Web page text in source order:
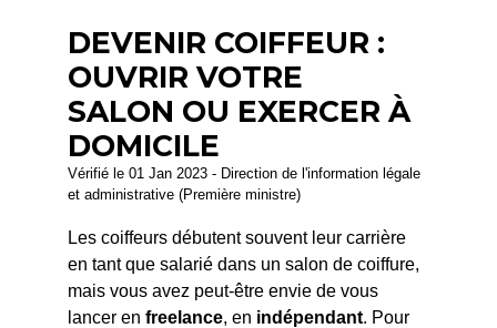
DEVENIR COIFFEUR :
OUVRIR VOTRE
SALON OU EXERCER À
DOMICILE
Vérifié le 01 Jan 2023 - Direction de l'information légale
et administrative (Première ministre)
Les coiffeurs débutent souvent leur carrière
en tant que salarié dans un salon de coiffure,
mais vous avez peut-être envie de vous
lancer enfreelance, en indépendant. Pour